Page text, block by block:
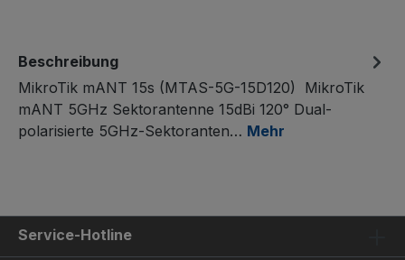
Beschreibung
MikroTik mANT 15s (MTAS-5G-15D120) MikroTik
mANT 5GHz Sektorantenne 15dBi 120° Dual-
polarisierte 5GHz-Sektoranten… Mehr
Service-Hotline